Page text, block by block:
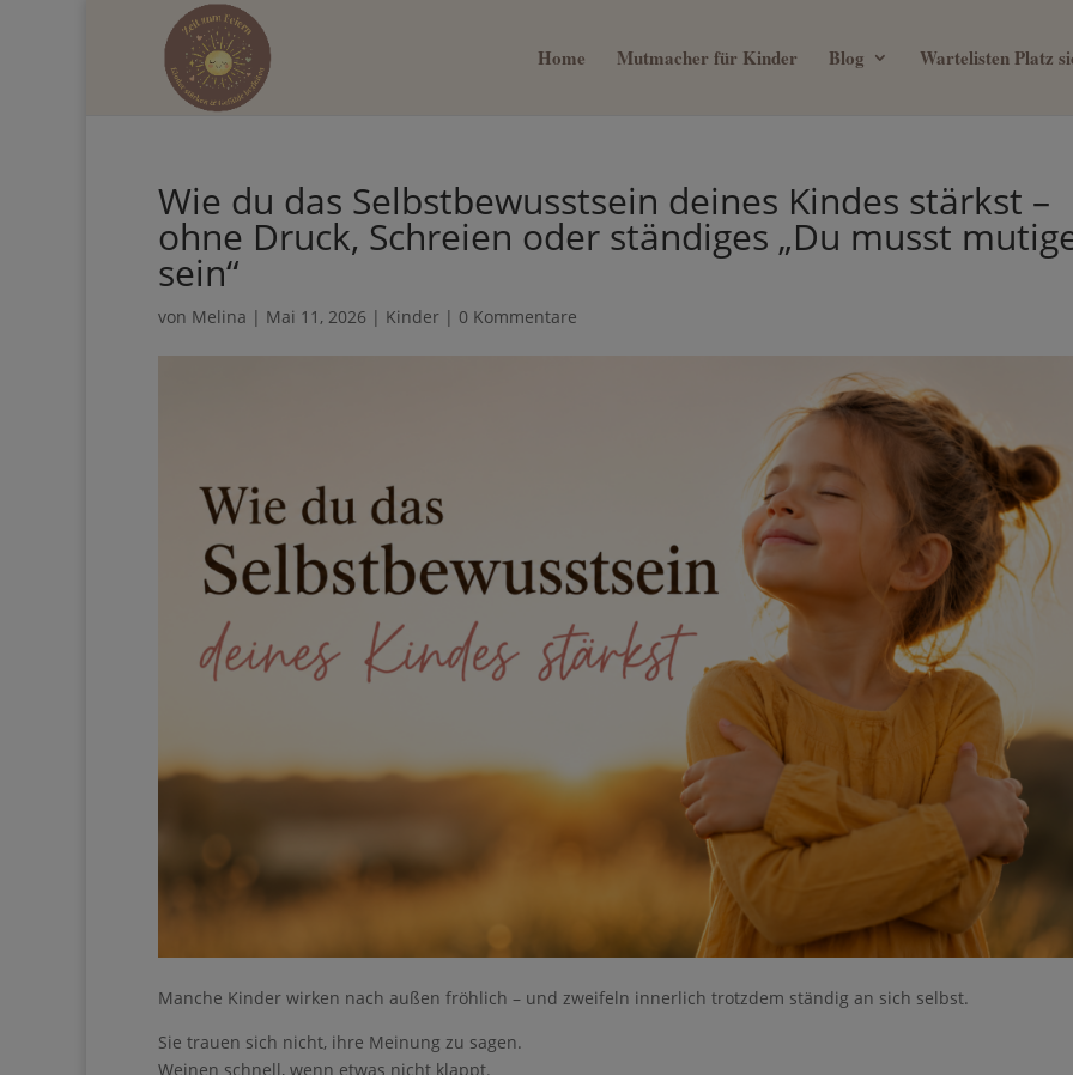
Home Mutmacher für Kinder Blog Wartelisten Platz
Wie du das Selbstbewusstsein deines Kindes stärkst –
ohne Druck, Schreien oder ständiges „Du musst
sein“
von Melina | Mai 11, 2026 | Kinder| 0 Kommentare
Manche Kinder wirken nach außen fröhlich – und zweifeln innerlich trotzdem ständig an sich selbst.
Sie trauen sich nicht, ihre Meinung zu sagen.
Weinen schnell, wenn etwas nicht klappt.
mehr Zeit mit deinem Kind verbringen
Ihre Anmeldung konnte nicht gespeichert werden. Bitte versuchen Sie es
erneut.